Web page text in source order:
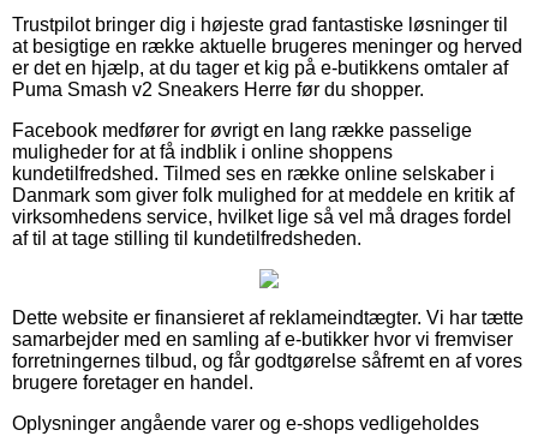
Trustpilot bringer dig i højeste grad fantastiske løsninger til
at besigtige en række aktuelle brugeres meninger og herved
er det en hjælp, at du tager et kig på e-butikkens omtaler af
Puma Smash v2 Sneakers Herre før du shopper.
Facebook medfører for øvrigt en lang række passelige
muligheder for at få indblik i online shoppens
kundetilfredshed. Tilmed ses en række online selskaber i
Danmark som giver folk mulighed for at meddele en kritik af
virksomhedens service, hvilket lige så vel må drages fordel
af til at tage stilling til kundetilfredsheden.
Dette website er finansieret af reklameindtægter. Vi har tætte
samarbejder med en samling af e-butikker hvor vi fremviser
forretningernes tilbud, og får godtgørelse såfremt en af vores
brugere foretager en handel.
Oplysninger angående varer og e-shops vedligeholdes